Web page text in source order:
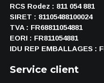
RCS Rodez : 811 054 881
SIRET : 81105488100024
TVA : FR68811054881
EORI : FR811054881
IDU REP EMBALLAGES :
Service client